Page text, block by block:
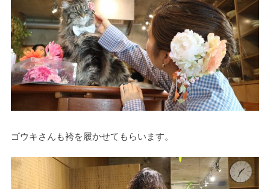
ゴウキさんも袴を履かせてもらいます。